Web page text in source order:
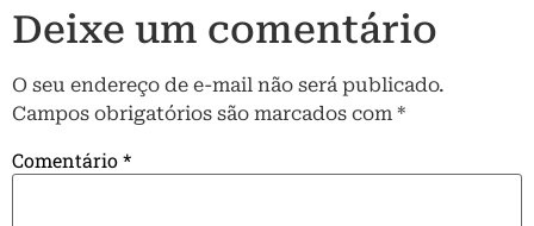
Deixe um comentário
O seu endereço de e-mail não será publicado.
Campos obrigatórios são marcados com *
Comentário*